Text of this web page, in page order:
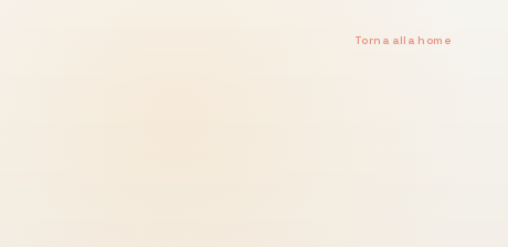
Torna alla home